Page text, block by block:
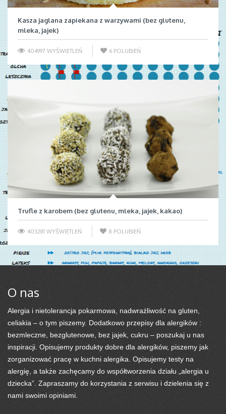
Kasza jaglana zapiekana z warzywami (bez glutenu,
mleka, jajek)
404997 WYŚWIETLEŃ 6 POLUBIEŃ
Trufle z karobem (bez glutenu, mleka, jajek, kakao)
403281 WYŚWIETLEŃ 8 POLUBIEŃ
O nas
Alergia i nietolerancja pokarmowa, nadwrażliwość na gluten,
celiakia – o tym piszemy. Dodatkowo przepisy dla alergików :
bezmleczne, bezglutenowe, bez jajek, cukru – poszukaj u nas
inspiracji. Opisujemy produkty dobre dla alergików, piszemy jak
zorganizować pracę w kuchni alergika. Opisujemy testy na
alergię, a także zachęcamy do współtworzenia działu „alergia u
dziecka”. Zapraszamy do korzystania z serwisu i dzielenia się z
nami swoimi opiniami.